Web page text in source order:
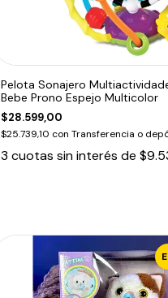
Pelota Sonajero
Bebe Prono Espejo Multicolor
$28.599,00
$25.739,10 con Transferencia o
3 cuotas sin interés de